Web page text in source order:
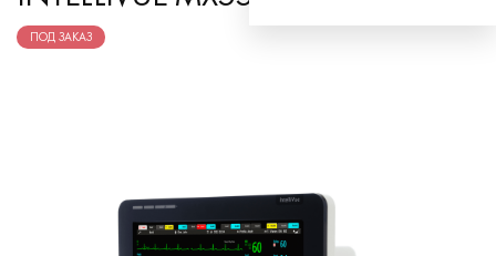
ПОД ЗАКАЗ